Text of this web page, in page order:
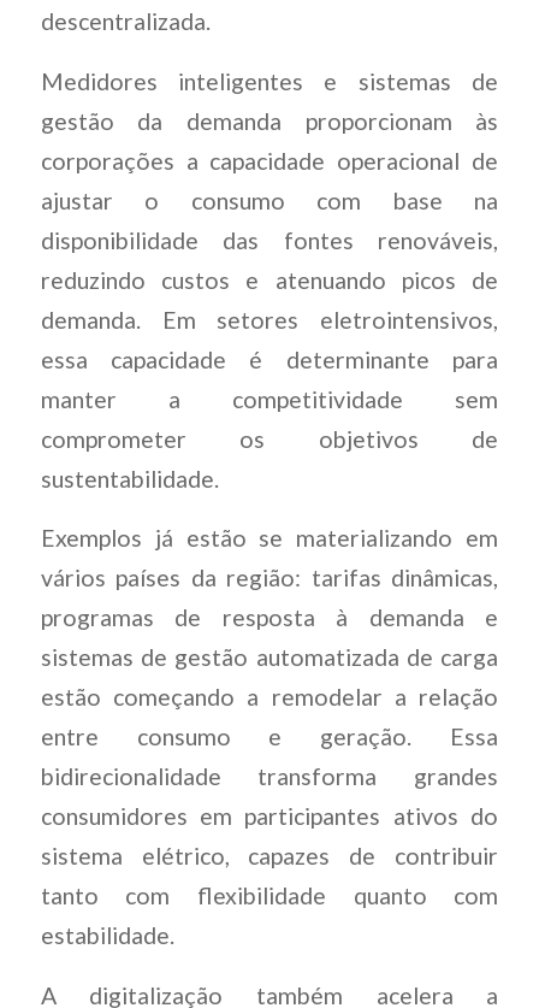
descentralizada.
Medidores inteligentes e sistemas de
gestão da demanda proporcionam às
corporações a capacidade operacional de
ajustar o consumo com base na
disponibilidade das fontes renováveis,
reduzindo custos e atenuando picos de
demanda. Em setores eletrointensivos,
essa capacidade é determinante para
manter a competitividade sem
comprometer os objetivos de
sustentabilidade.
Exemplos já estão se materializando em
vários países da região: tarifas dinâmicas,
programas de resposta à demanda e
sistemas de gestão automatizada de carga
estão começando a remodelar a relação
entre consumo e geração. Essa
bidirecionalidade transforma grandes
consumidores em participantes ativos do
sistema elétrico, capazes de contribuir
tanto com flexibilidade quanto com
estabilidade.
A digitalização também acelera a